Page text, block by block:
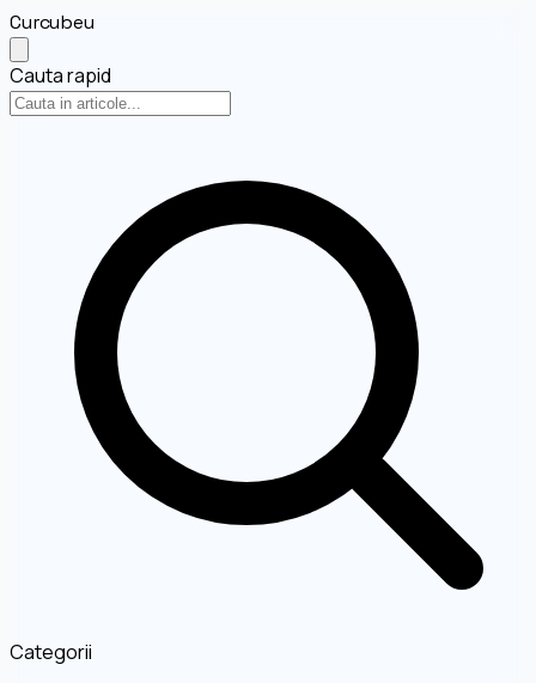
Curcubeu
Cauta rapid
Categorii